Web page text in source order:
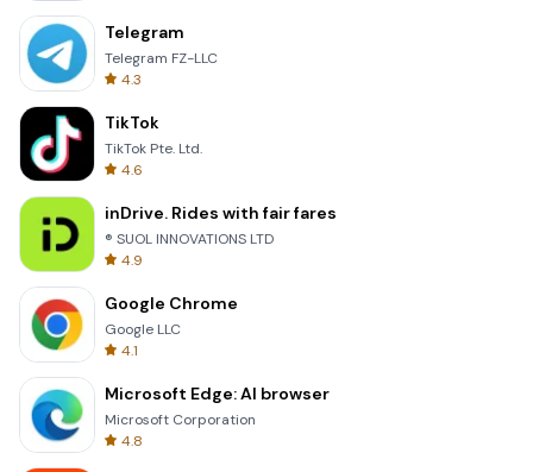
Telegram
Telegram FZ-LLC
4.3
TikTok
TikTok Pte. Ltd.
4.6
inDrive. Rides with fair fares
® SUOL INNOVATIONS LTD
4.9
Google Chrome
Google LLC
4.1
Microsoft Edge: AI browser
Microsoft Corporation
4.8